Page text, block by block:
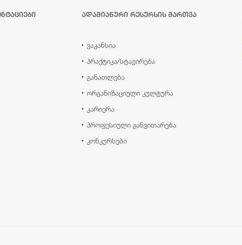
ადამიანური რესურსის მართვა
ვაკანსია
პრაქტიკა/სტაჟირება
განათლება
ორგანიზაციული კულტურა
კარიერა
პროფესიული განვითარება
კონკურსები